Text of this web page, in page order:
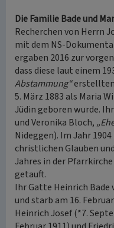
Die Familie Bade und
Recherchen von Herrn
mit dem NS-
ergaben 2016 zur
dass diese laut einem
Abstammung“erstellten
5. März 1883 als Maria
Jüdin geboren wurde.
und Veronika Bloch,
Nideggen). Im Jahr
christlichen Glauben
Jahres in der
getauft.
Ihr Gatte Heinrich Bade
und starb am 16.
Heinrich Josef (*7.